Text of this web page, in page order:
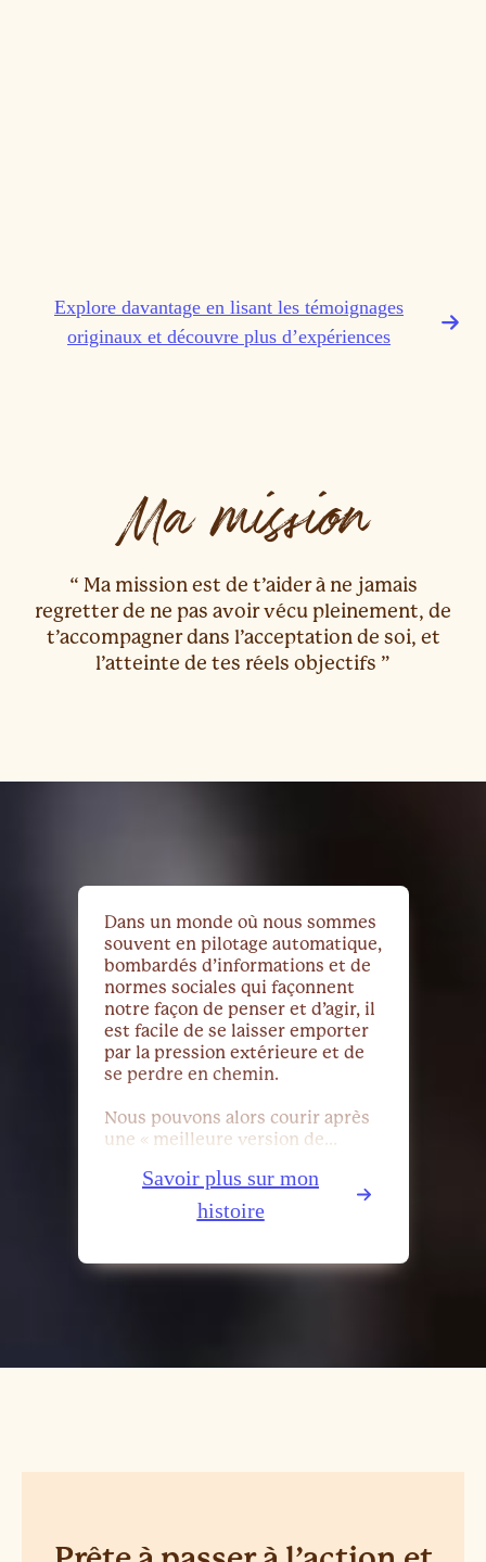
Explore davantage en lisant les témoignages
originaux et découvre plus d’expériences
Ma mission
“ Ma mission est de t’aider à ne jamais
regretter de ne pas avoir vécu pleinement, de
t’accompagner dans l’acceptation de soi, et
l’atteinte de tes réels objectifs ”
Dans un monde où nous sommes
souvent en pilotage automatique,
bombardés d’informations et de
normes sociales qui façonnent
notre façon de penser et d’agir, il
est facile de se laisser emporter
par la pression extérieure et de
se perdre en chemin.
Nous pouvons alors courir après
une « meilleure version de…
Savoir plus sur mon
histoire